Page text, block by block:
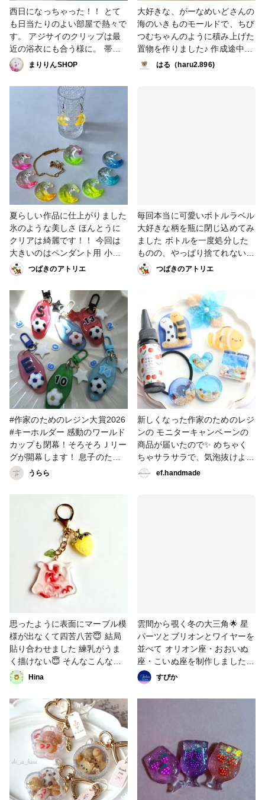
西日になっちゃった！！ とて
も日当たりのよい部屋で熱々で
す。 アジサイのクリップは最
近の浴衣にも合う様に。 帯が
チュールリボンだったりキラキ
ラしててかわいので、 ヘアク
リップの背面もキラキラさせま
て、爽やかに。 ポニーテール
フックは新しくなったレジンな
て見ました。 夏のおしゃれは
こちらで！！ #作家のためのレ
ジン大賞2026 #ヘアアクセサ
リー #レジン
まりりんSHOP
大好きな、がーなめいどさんの
海のいきものモールドで、ちび
つむちゃんのように積み上げた
置物を作りました♪ 作成途中に
新レジンモニタープレゼントに
たゴールドラメを少し入れて夜
空をキラキラさせました☆ ブ
ルーには、かすみ草や、めんだ
こちゃんには紫陽花を入れまし
た♪ 反対側の写真を掲載出来な
かったので、Instagramに投稿
ためのレジン大賞2026
はる（haru2.896)
夏らしい作品に仕上がりました
氷のような美しさ ほんとうに
クリアは綺麗です！！ 今回は
大きいのはペンダント用 小さ
いのはイヤリング用に作ってみ
ました カラーで並べてみると
なんだかワクワクします #作家
のためのレジン大賞2026 #ネ
ックレス #イヤリング #ピアス
つばきのアトリエ
毎回本当に可愛いボトルラベル
大好きな柄を瓶に閉じ込めてみ
ました ボトルを一度処分した
ものの、やっぱり捨てれない
どんどん溜まっていく、空ボト
ル 福袋買ったらシール帳があ
り これだって思いつきました
レジン液のクリアさでさらに可
愛くなりました シール帳を作
ってる時は、童心に帰った？み
たいで、とっても楽しかったで
す♪ #作家のためのレジン大賞
2026 #シール帳
つばきのアトリエ
#作家のためのレジン大賞2026
#キーホルダー 感動のワールド
カップも閉幕！そろそろＪリー
グが開幕します！ 息子のため
にと作ったら周りの方たちから
も好評でした。
うらら
新しくなった作家のためのレジ
ンの モニターキャンペーンの
商品が届いたので✨ めちゃく
ちゃサラサラで、気泡抜けよく
て 臭いも気にならない♪ さらに
ef.handmade
思ったように表面にマーブル模
様が出なくて四苦八苦😇 結局
貼り合わせました 練乳がうま
く描けない😇 そんなこんなで
完成 いちごミルク🍓なメンダ
コちゃん #作家のためのレジン
大賞2026 #キーホルダー #がー
Hina
雲間から覗く冬の大三角🌟 星
パーツとブリオンとワイヤーを
並べて オリオン座・おおいぬ
座・こいぬ座を制作しました🫧
#作家のためのレジン大賞2026
すぴか